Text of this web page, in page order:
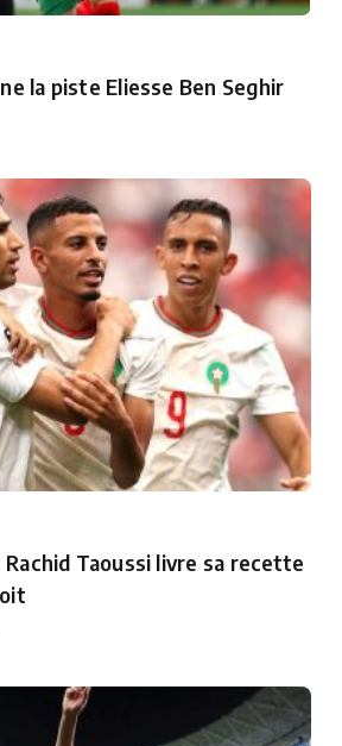
la piste Eliesse Ben Seghir
Rachid Taoussi livre sa recette